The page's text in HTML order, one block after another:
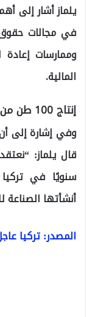
يلماز أشار إلى
في مجالات حقوق
وممارسات إعادة
المالية.
إنتاج 100 طن من الذهب سنويًا في تركيا
سنويًا في
أنشأتها
المصدر: تركيا